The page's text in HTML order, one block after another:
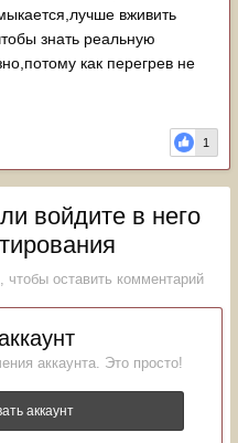
вживить
знать реальную
как перегрев не
1
войдите в него
оставить комментарий
аккаунта. Это просто!
аккаунт